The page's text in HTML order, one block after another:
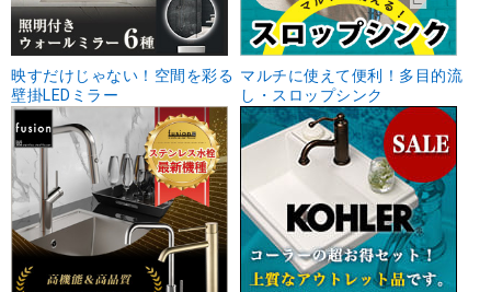
映すだけじゃない！空間を彩る
壁掛LEDミラー
マルチに使えて便利！多目的流
し・スロップシンク